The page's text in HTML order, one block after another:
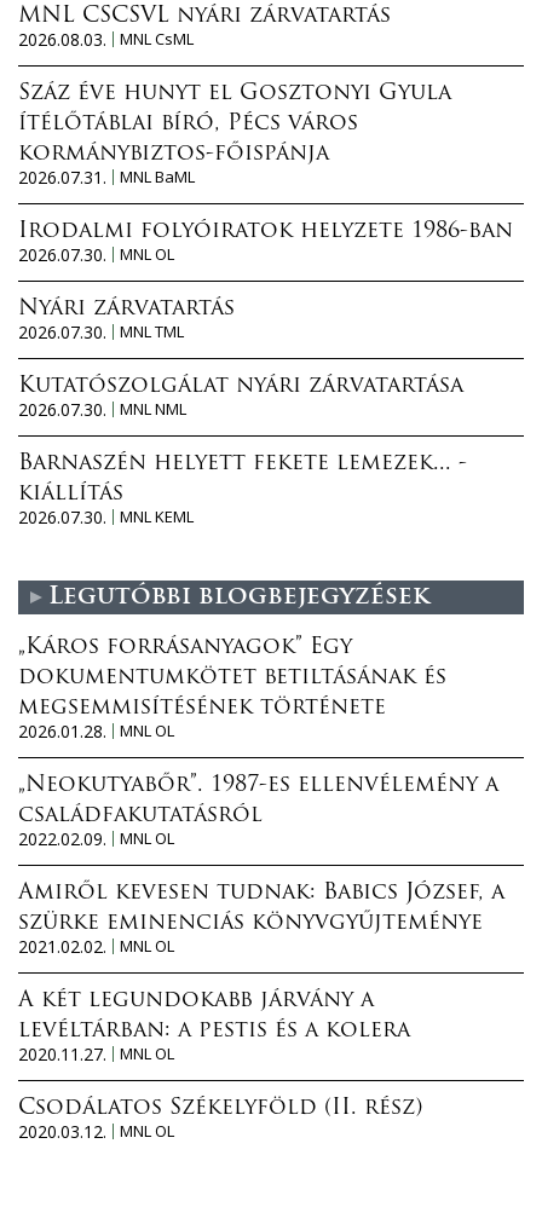
MNL CSCSVL nyári zárvatartás
2026.08.03.
MNL CsML
Száz éve hunyt el Gosztonyi Gyula
ítélőtáblai bíró, Pécs város
kormánybiztos-főispánja
2026.07.31.
MNL BaML
Irodalmi folyóiratok helyzete 1986-ban
2026.07.30.
MNL OL
Nyári zárvatartás
2026.07.30.
MNL TML
Kutatószolgálat nyári zárvatartása
2026.07.30.
MNL NML
Barnaszén helyett fekete lemezek... -
kiállítás
2026.07.30.
MNL KEML
Legutóbbi blogbejegyzések
„Káros forrásanyagok” Egy
dokumentumkötet betiltásának és
megsemmisítésének története
2026.01.28.
MNL OL
„Neokutyabőr”. 1987-es ellenvélemény a
családfakutatásról
2022.02.09.
MNL OL
Amiről kevesen tudnak: Babics József, a
szürke eminenciás könyvgyűjteménye
2021.02.02.
MNL OL
A két legundokabb járvány a
levéltárban: a pestis és a kolera
2020.11.27.
MNL OL
Csodálatos Székelyföld (II. rész)
2020.03.12.
MNL OL